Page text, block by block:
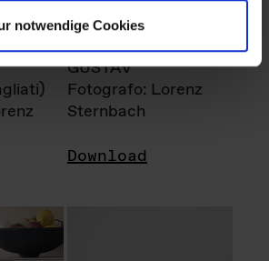
notwendige Cookies
GUSTAV
Fotografo: Lorenz
Sternbach
Download